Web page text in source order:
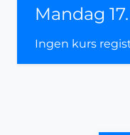
Mandag
Ingen kurs